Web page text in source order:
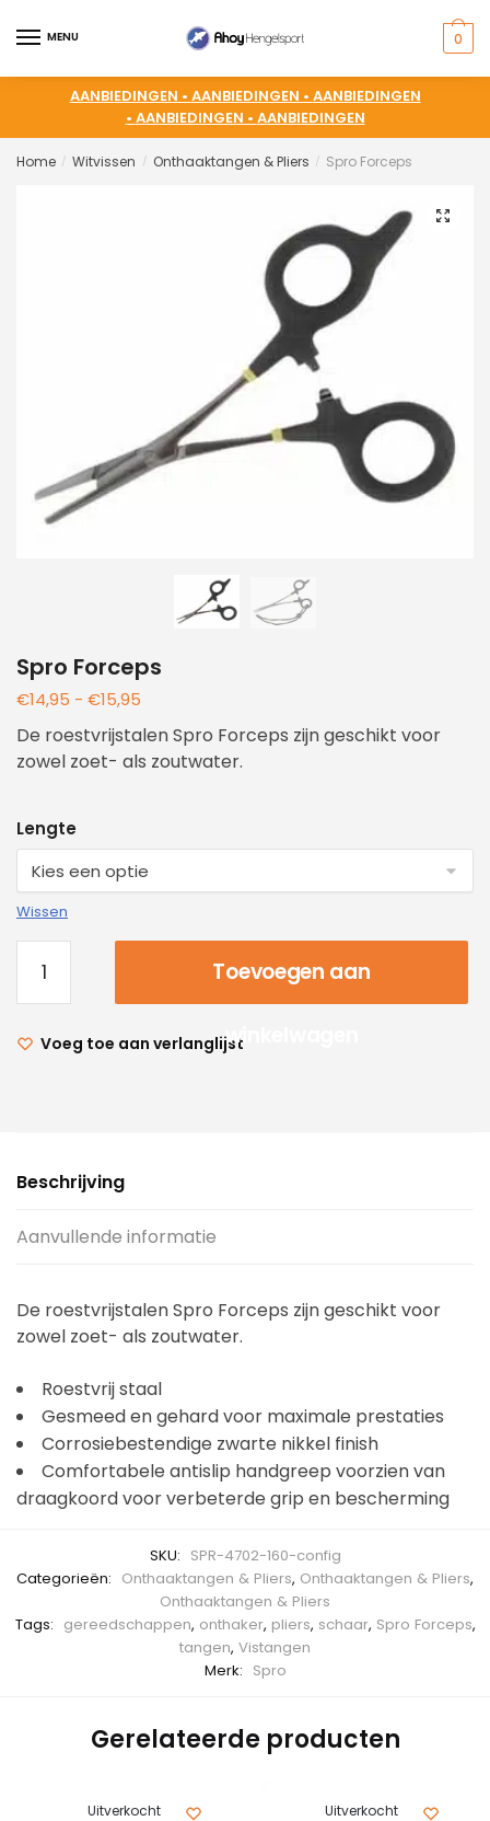
MENU 0
AANBIEDINGEN • AANBIEDINGEN • AANBIEDINGEN
• AANBIEDINGEN • AANBIEDINGEN
Home / Witvissen / Onthaaktangen & Pliers / Spro Forceps
🔍
Spro Forceps
€14,95 - €15,95
De roestvrijstalen Spro Forceps zijn geschikt voor
zowel zoet- als zoutwater.
Lengte
Wissen
Toevoegen aan
winkelwagen
Voeg toe aan verlanglijst
Beschrijving
Aanvullende informatie
De roestvrijstalen Spro Forceps zijn geschikt voor
zowel zoet- als zoutwater.
Roestvrij staal
Gesmeed en gehard voor maximale prestaties
Corrosiebestendige zwarte nikkel finish
Comfortabele antislip handgreep voorzien van
draagkoord voor verbeterde grip en bescherming
SKU: SPR-4702-160-config
Categorieën: Onthaaktangen & Pliers, Onthaaktangen & Pliers,
Onthaaktangen & Pliers
Tags: gereedschappen, onthaker, pliers, schaar, Spro Forceps,
tangen, Vistangen
Merk: Spro
Gerelateerde producten
Uitverkocht Uitverkocht